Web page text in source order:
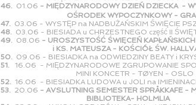
46. 01.06 - MIĘDZYNARODOWY DZIEŃ DZIECKA -
OŚRODEK WYPOCZYNKOWY -
47. 03.06 - WYSTĘP na NADBUŻAŃSKIM ŚWIĘCIE
48. 03.06 - BIESIADA u CHRZESTNEGO część II
49. 08.06 - UROSZYSTOŚĆ ŚWIĘCEŃ
i KS. MATEUSZA - KOŚCIÓŁ ŚW.
50. 09.06 - BIESIADKA na ODWIEDZINY BEATY i
51.
16.06 - MIĘDZYNARODOWE ZGRUPOWANIE
MINI KONCETR - TØYEN - OSLO
52. 16.06 - BIESIADKA LUDOWA u JOLI na
53. 20.06 - AVSLUTNING SEMESTER SPRÅKKAFE -
BIBLIOTEKA- HOLMLIA